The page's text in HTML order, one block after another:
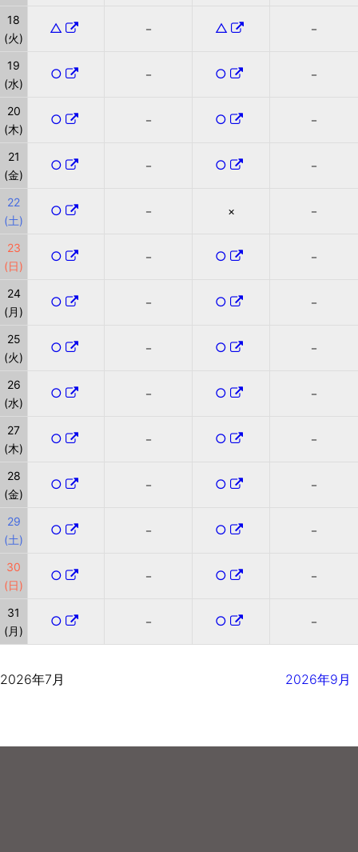
18
(火)
△ － △ －
19
(水)
○ － ○ －
20
(木)
○ － ○ －
21
(金)
○ － ○ －
22
(土)
○ － × －
23
(日)
○ － ○ －
24
(月)
○ － ○ －
25
(火)
○ － ○ －
26
(水)
○ － ○ －
27
(木)
○ － ○ －
28
(金)
○ － ○ －
29
(土)
○ － ○ －
30
(日)
○ － ○ －
31
(月)
○ － ○ －
2026年7月 2026年9月